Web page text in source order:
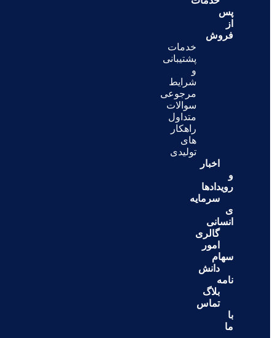
پس
از
فروش
خدمات
پشتیبانی
و
شرایط
مرجوعی
سوالات
متداول
راهکار
های
تولیدی
اخبار
و
رویدادها
سرمایه
ی
انسانی
گالری
امور
سهام
دانش
نامه
بلاگ
تماس
با
ما